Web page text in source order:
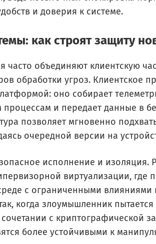
и доверия к системе.
как строят защиту
объединяют клиентскую
обработки угроз. Клиентское
оно собирает
процессам и передает данные в
позволяет мгновенно
очередной версии на
исполнение и изоляция.
виртуализации, где
с ограниченными влияниями
когда злоумышленник
с криптографической
более устойчивыми к